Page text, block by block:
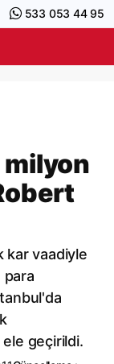
533 053 44 95
milyon
kar vaadiyle
para
geçirildi.